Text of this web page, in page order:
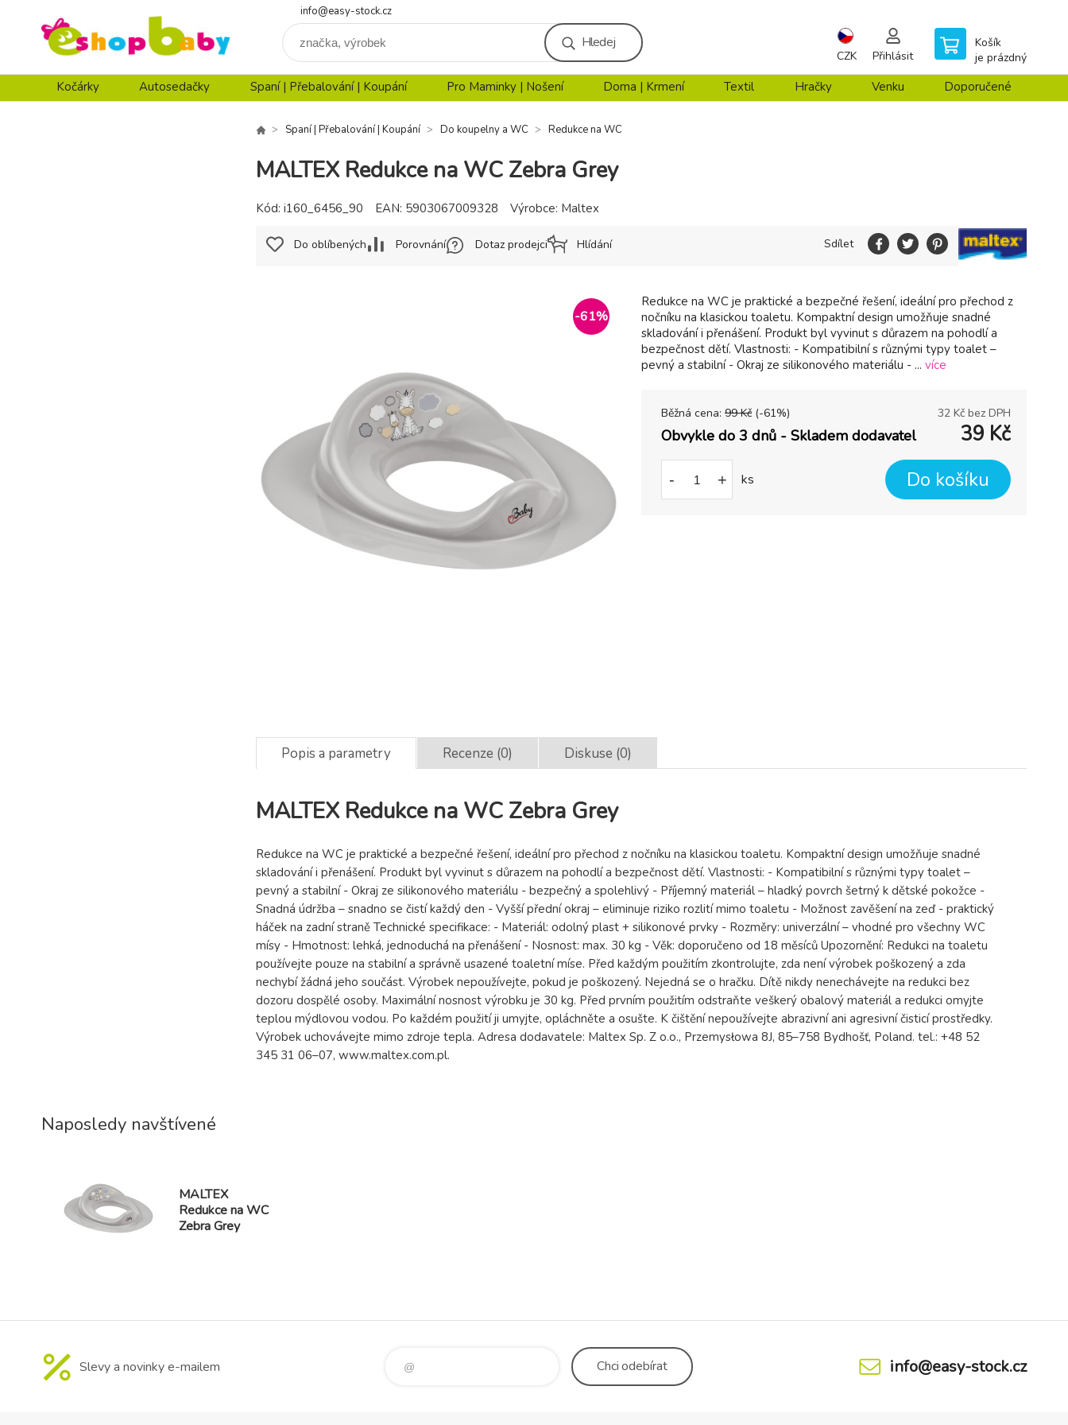
info@easy-stock.cz
Hledej
CZK Přihlásit
Košík
je prázdný
Kočárky Autosedačky Spaní | Přebalování | Koupání Pro Maminky | Nošení Doma | Krmení Textil Hračky Venku Doporučené
Spaní | Přebalování | Koupání Do koupelny a WC Redukce na WC
MALTEX Redukce na WC Zebra Grey
-61%
Redukce na WC je praktické a bezpečné řešení, ideální pro přechod z
nočníku na klasickou toaletu. Kompaktní design umožňuje snadné
skladování i přenášení. Produkt byl vyvinut s důrazem na pohodlí a
bezpečnost dětí. Vlastnosti: - Kompatibilní s různými typy toalet –
pevný a stabilní - Okraj ze silikonového materiálu - ... více
Běžná cena: 99 Kč (-61%) 32 Kč bez DPH
Obvykle do 3 dnů - Skladem dodavatel 39 Kč
- + ks Do košíku
Kód: i160_6456_90 EAN: 5903067009328 Výrobce: Maltex
Do oblíbených Porovnání Dotaz prodejci Hlídání Sdílet
Popis a parametry Recenze (0) Diskuse (0)
MALTEX Redukce na WC Zebra Grey
Redukce na WC je praktické a bezpečné řešení, ideální pro přechod z nočníku na klasickou toaletu. Kompaktní design umožňuje snadné
skladování i přenášení. Produkt byl vyvinut s důrazem na pohodlí a bezpečnost dětí. Vlastnosti: - Kompatibilní s různými typy toalet –
pevný a stabilní - Okraj ze silikonového materiálu - bezpečný a spolehlivý - Příjemný materiál – hladký povrch šetrný k dětské pokožce -
Snadná údržba – snadno se čistí každý den - Vyšší přední okraj – eliminuje riziko rozlití mimo toaletu - Možnost zavěšení na zeď - praktický
háček na zadní straně Technické specifikace: - Materiál: odolný plast + silikonové prvky - Rozměry: univerzální – vhodné pro všechny WC
mísy - Hmotnost: lehká, jednoduchá na přenášení - Nosnost: max. 30 kg - Věk: doporučeno od 18 měsíců Upozornění: Redukci na toaletu
používejte pouze na stabilní a správně usazené toaletní míse. Před každým použitím zkontrolujte, zda není výrobek poškozený a zda
nechybí žádná jeho součást. Výrobek nepoužívejte, pokud je poškozený. Nejedná se o hračku. Dítě nikdy nenechávejte na redukci bez
dozoru dospělé osoby. Maximální nosnost výrobku je 30 kg. Před prvním použitím odstraňte veškerý obalový materiál a redukci omyjte
teplou mýdlovou vodou. Po každém použití ji umyjte, opláchněte a osušte. K čištění nepoužívejte abrazivní ani agresivní čisticí prostředky.
Výrobek uchovávejte mimo zdroje tepla. Adresa dodavatele: Maltex Sp. Z o.o., Przemysłowa 8J, 85–758 Bydhošť, Poland. tel.: +48 52
345 31 06–07, www.maltex.com.pl.
Naposledy navštívené
MALTEX
Redukce na WC
Zebra Grey
Slevy a novinky e-mailem Chciodebírat info@easy-stock.cz